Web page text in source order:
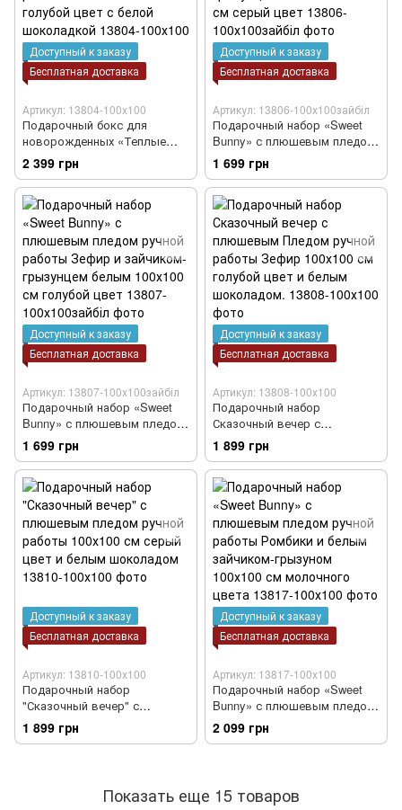
Доступный к заказу
Бесплатная доставка
Артикул: 13804-100х100
Подарочный бокс для
новорожденных «Теплые
объятия» с плюшевым
пледом Зефир ручной
работы 100х100 см голубой
цвет с белой шоколадкой
2 399 грн
Доступный к заказу
Бесплатная доставка
Артикул: 13806-100х100зайбіл
Подарочный набор «Sweet
Bunny» с плюшевым пледом
ручной работы и зайчиком-
грызунцем белым 100х100 см
серый цвет
1 699 грн
Доступный к заказу
Бесплатная доставка
Артикул: 13807-100х100зайбіл
Подарочный набор «Sweet
Bunny» с плюшевым пледом
ручной работы Зефир и
зайчиком-грызунцем белым
100х100 см голубой цвет
1 699 грн
Доступный к заказу
Бесплатная доставка
Артикул: 13808-100х100
Подарочный набор
Сказочный вечер с
плюшевым Пледом ручной
работы Зефир 100х100 см
голубой цвет и белым
шоколадом.
1 899 грн
Доступный к заказу
Бесплатная доставка
Артикул: 13810-100х100
Подарочный набор
"Сказочный вечер" с
плюшевым пледом ручной
работы 100х100 см серый
1 899 грн
Доступный к заказу
Бесплатная доставка
Артикул: 13817-100х100
Подарочный набор «Sweet
Bunny» с плюшевым пледом
ручной работы Ромбики и
белым зайчиком-грызуном
2 099 грн
Показать еще 15 товаров